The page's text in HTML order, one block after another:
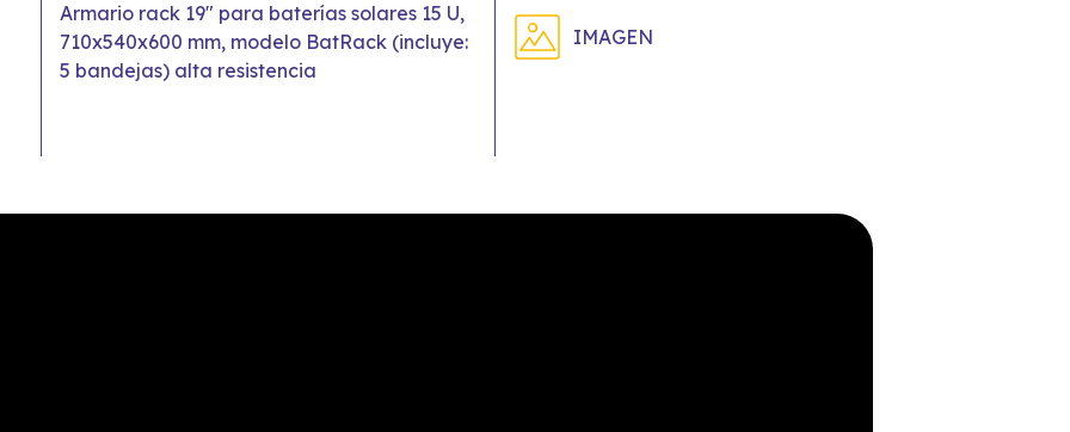
Armario rack 19" para baterías solares 15 U,
710x540x600 mm, modelo BatRack (incluye:
5 bandejas) alta resistencia
IMAGEN